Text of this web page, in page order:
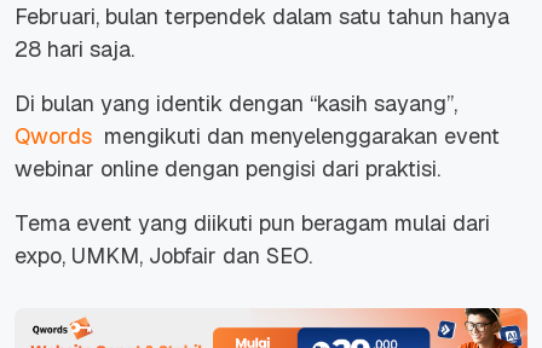
Februari, bulan terpendek dalam satu tahun hanya
28 hari saja.
Di bulan yang identik dengan “kasih sayang”,
Qwords mengikuti dan menyelenggarakan event
webinar online dengan pengisi dari praktisi.
Tema event yang diikuti pun beragam mulai dari
expo, UMKM, Jobfair dan SEO.